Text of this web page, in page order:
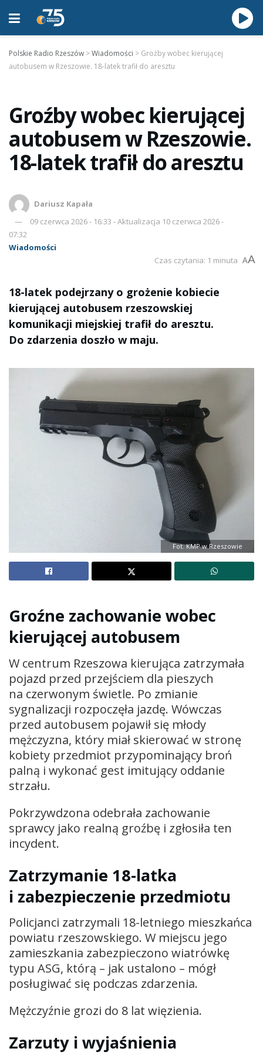
Polskie Radio Rzeszów >Wiadomości > Groźby wobec kierującej
autobusem w Rzeszowie. 18-latek trafił do aresztu
Groźby wobec kierującej
autobusem w Rzeszowie.
18-latek trafił do aresztu
Dariusz Kapała
09 czerwca 2026 - 16:33 - Aktualizacja 10 czerwca 2026 -
07:32
Wiadomości
Czas czytania: 1 minuta AA
18-latek podejrzany o grożenie kobiecie
kierującej autobusem rzeszowskiej
komunikacji miejskiej trafił do aresztu.
Do zdarzenia doszło w maju.
Fot. KMP w Rzeszowie
Groźne zachowanie wobec
kierującej autobusem
W centrum Rzeszowa kierująca zatrzymała
pojazd przed przejściem dla pieszych
na czerwonym świetle. Po zmianie
sygnalizacji rozpoczęła jazdę. Wówczas
przed autobusem pojawił się młody
mężczyzna, który miał skierować w stronę
kobiety przedmiot przypominający broń
palną i wykonać gest imitujący oddanie
strzału.
Pokrzywdzona odebrała zachowanie
sprawcy jako realną groźbę i zgłosiła ten
incydent.
Zatrzymanie 18-latka
i zabezpieczenie przedmiotu
Policjanci zatrzymali 18-letniego mieszkańca
powiatu rzeszowskiego. W miejscu jego
zamieszkania zabezpieczono wiatrówkę
typu ASG, którą – jak ustalono – mógł
posługiwać się podczas zdarzenia.
Mężczyźnie grozi do 8 lat więzienia.
Zarzuty i wyjaśnienia